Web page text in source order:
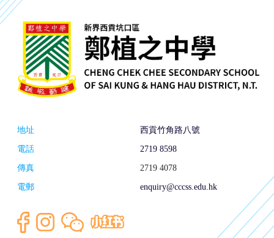
地址
西貢竹角路八號
電話
2719 8598
傳真
2719 4078
電郵
enquiry@cccss.edu.hk